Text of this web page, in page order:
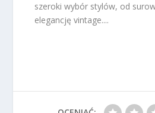
szeroki wybór stylów, od
elegancję vintage....